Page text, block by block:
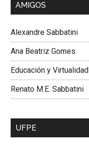
AMIGOS
Alexandre Sabbatini
Ana Beatriz Gomes
Educación y Virtualidad
Renato M.E. Sabbatini
UFPE